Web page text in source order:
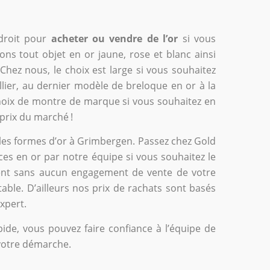
pour acheter ou vendre de l’or si vous
tout objet en or jaune, rose et blanc ainsi
nous, le choix est large si vous souhaitez
au dernier modèle de breloque en or à la
de montre de marque si vous souhaitez en
du marché !
formes d’or à Grimbergen. Passez chez Gold
en or par notre équipe si vous souhaitez le
sans aucun engagement de vente de votre
D’ailleurs nos prix de rachats sont basés
vous pouvez faire confiance à l’équipe de
démarche.